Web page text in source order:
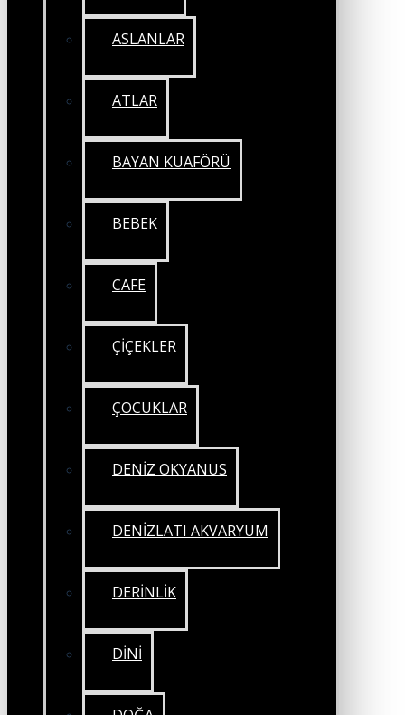
ASLANLAR
ATLAR
BAYAN KUAFÖRÜ
BEBEK
CAFE
ÇİÇEKLER
ÇOCUKLAR
DENİZ OKYANUS
DENİZLATI AKVARYUM
DERİNLİK
DİNİ